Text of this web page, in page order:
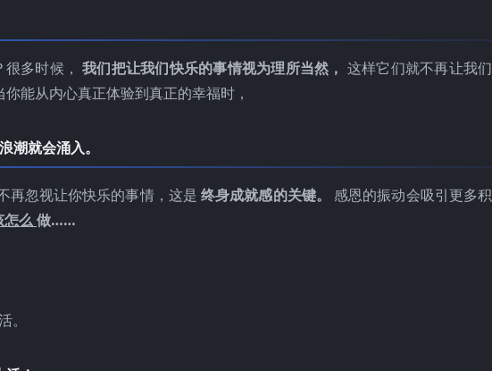
很多时候，我们把让我们快乐的事情视为理所当然， 这样它们就不再让我们
你能从内心真正体验到真正的幸福时，
潮就会涌入。
再忽视让你快乐的事情，这是终身成就感的关键。 感恩的振动会吸引更多积
怎么做……